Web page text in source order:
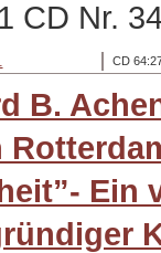
CD Nr.
CD
B.
Ein